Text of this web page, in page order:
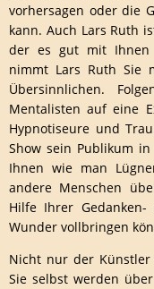
vorhersagen oder die
kann. Auch Lars Ruth
der es gut mit Ihnen
nimmt Lars Ruth Sie
Übersinnlichen.
Mentalisten auf eine
Hypnotiseure und
Show sein Publikum
Ihnen wie man
andere Menschen
Hilfe Ihrer
Wunder vollbringen
Nicht nur der
Sie selbst werden